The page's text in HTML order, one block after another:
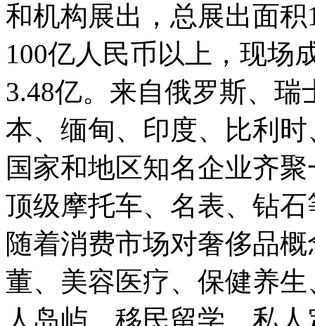
和机构展出，总展出面
100亿人民币以上，现场
3.48亿。来自俄罗斯、
本、缅甸、印度、比利
国家和地区知名企业齐
顶级摩托车、名表、钻
随着消费市场对奢侈品
董、美容医疗、保健养
人岛屿、移民留学、私